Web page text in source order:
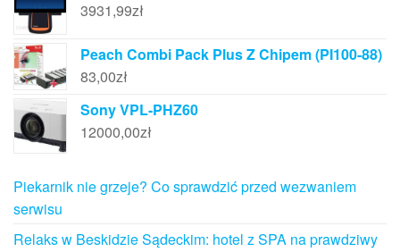
3931,99zł
Peach Combi Pack Plus Z Chipem (PI100-88)
83,00zł
Sony VPL-PHZ60
12000,00zł
Piekarnik nie grzeje? Co sprawdzić przed wezwaniem
serwisu
Relaks w Beskidzie Sądeckim: hotel z SPA na prawdziwy